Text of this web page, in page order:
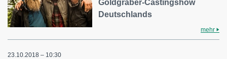
Goldgräber-Castingshow
Deutschlands
mehr
23.10.2018 – 10:30